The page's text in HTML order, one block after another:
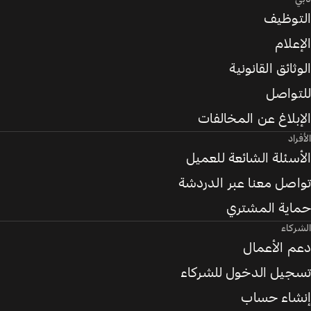
التوظيف
الإعلام
الوثائق القانونية
للتواصل
الإبلاغ عن المخالفات
الأفراد
الأسئلة الشائعة للعميل
تواصل معنا عبر الدردشة
حماية المشتري
الشركاء
دعم الأعمال
تسجيل الدخول للشركاء
إنشاء حساب